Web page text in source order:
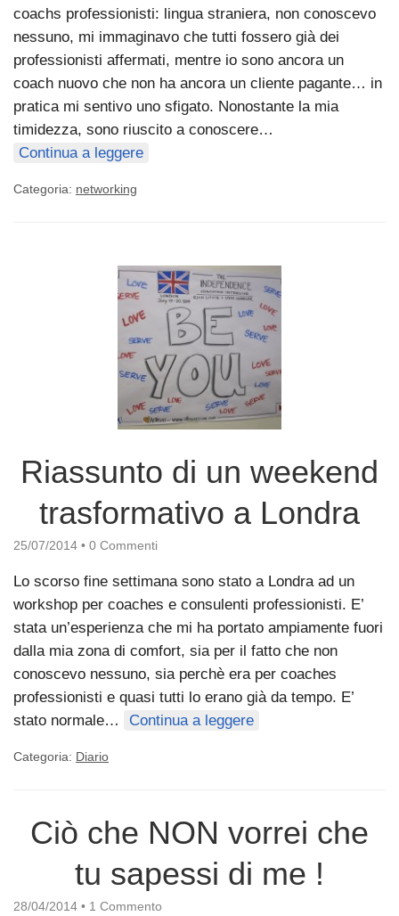
coachs professionisti: lingua straniera, non conoscevo
nessuno, mi immaginavo che tutti fossero già dei
professionisti affermati, mentre io sono ancora un
coach nuovo che non ha ancora un cliente pagante… in
pratica mi sentivo uno sfigato. Nonostante la mia
timidezza, sono riuscito a conoscere…
Continua a leggere
Categoria: networking
Riassunto di un weekend
trasformativo a Londra
25/07/2014 • 0 Commenti
Lo scorso fine settimana sono stato a Londra ad un
workshop per coaches e consulenti professionisti. E’
stata un’esperienza che mi ha portato ampiamente fuori
dalla mia zona di comfort, sia per il fatto che non
conoscevo nessuno, sia perchè era per coaches
professionisti e quasi tutti lo erano già da tempo. E’
stato normale…
Continua a leggere
Categoria: Diario
Ciò che NON vorrei che
tu sapessi di me !
28/04/2014 • 1 Commento